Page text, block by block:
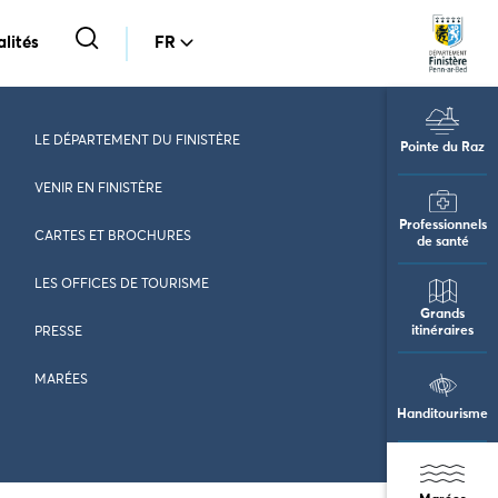
FR
Pointe du Raz
Professionnels
de santé
Grands
itinéraires
Handitourisme
LE DÉPARTEMENT DU FINISTÈRE
VENIR EN FINISTÈRE
CARTES ET BROCHURES
LES OFFICES DE TOURISME
PRESSE
MARÉES